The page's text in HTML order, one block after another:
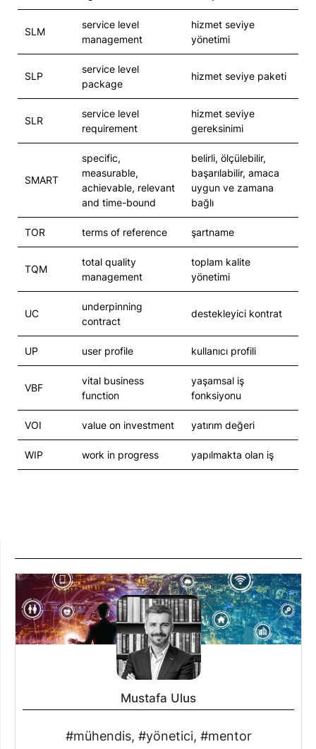
SLM
service level
management
hizmet seviye
yönetimi
SLP
service level
package
hizmet seviye paketi
SLR
service level
requirement
hizmet seviye
gereksinimi
SMART
specific,
measurable,
achievable, relevant
and time-bound
belirli, ölçülebilir,
başarılabilir, amaca
uygun ve zamana
bağlı
TOR terms of reference şartname
TQM
total quality
management
toplam kalite
yönetimi
UC
underpinning
contract
destekleyici kontrat
UP user profile kullanıcı profili
VBF
vital business
function
yaşamsal iş
fonksiyonu
VOI value on investment yatırım değeri
WIP work in progress yapılmakta olan iş
Mustafa Ulus
#mühendis, #yönetici, #mentor